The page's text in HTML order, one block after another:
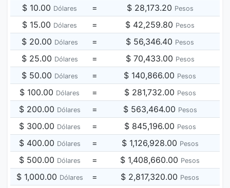
$ 10.00 Dólares = $ 28,173.20 Pesos
$ 15.00 Dólares = $ 42,259.80 Pesos
$ 20.00 Dólares = $ 56,346.40 Pesos
$ 25.00 Dólares = $ 70,433.00 Pesos
$ 50.00 Dólares = $ 140,866.00 Pesos
$ 100.00 Dólares = $ 281,732.00 Pesos
$ 200.00 Dólares = $ 563,464.00 Pesos
$ 300.00 Dólares = $ 845,196.00 Pesos
$ 400.00 Dólares = $ 1,126,928.00 Pesos
$ 500.00 Dólares = $ 1,408,660.00 Pesos
$ 1,000.00 Dólares = $ 2,817,320.00 Pesos